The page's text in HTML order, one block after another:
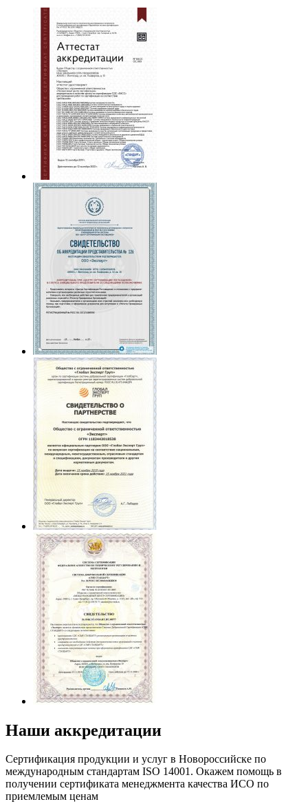
Наши аккредитации
Сертификация продукции и услуг в Новороссийске по
международным стандартам ISO 14001. Окажем помощь в
получении сертификата менеджмента качества ИСО по
приемлемым ценам